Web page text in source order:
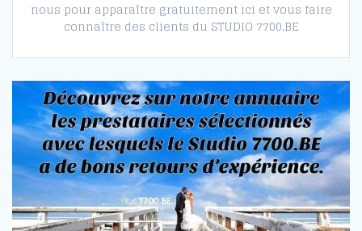
nous pour apparaître gratuitement ici et vous faire
connaître des clients du STUDIO 7700.BE